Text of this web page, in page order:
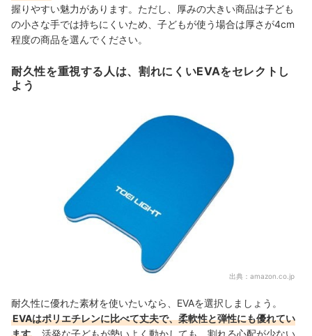
握りやすい魅力があります。ただし、厚みの大きい商品は子ども
の小さな手では持ちにくいため、子どもが使う場合は厚さが4cm
程度の商品を選んでください。
耐久性を重視する人は、割れにくいEVAをセレクトし
よう
出典： amazon.co.jp
耐久性に優れた素材を使いたいなら、EVAを選択しましょう。
EVAはポリエチレンに比べて丈夫で、柔軟性と弾性にも優れてい